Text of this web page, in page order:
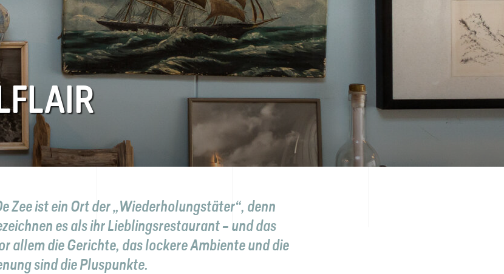
Zee ist ein Ort der „Wiederholungstäter“, denn
es als ihr Lieblingsrestaurant – und das
allem die Gerichte, das lockere Ambiente und die
sind die Pluspunkte.